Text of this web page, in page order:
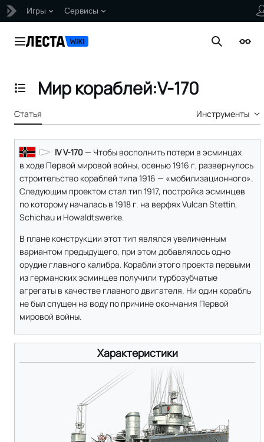
Игры Сервисы
Главное меню Поиск
Отобразить/Скрыть содержание
Мир кораблей:V-170
Статья Инструменты
IV V-170— Чтобы восполнить потери в эсминцах
в ходе Первой мировой войны, осенью 1916 г. развернулось
строительство кораблей типа 1916 — «мобилизационного».
Следующим проектом стал тип 1917, постройка эсминцев
по которому началась в 1918 г. на верфях Vulcan Stettin,
Schichau и Howaldtswerke.
В плане конструкции этот тип являлся увеличенным
вариантом предыдущего, при этом добавлялось одно
орудие главного калибра. Корабли этого проекта первыми
из германских эсминцев получили турбозубчатые
агрегаты в качестве главного двигателя. Ни один корабль
не был спущен на воду по причине окончания Первой
мировой войны.
Характеристики